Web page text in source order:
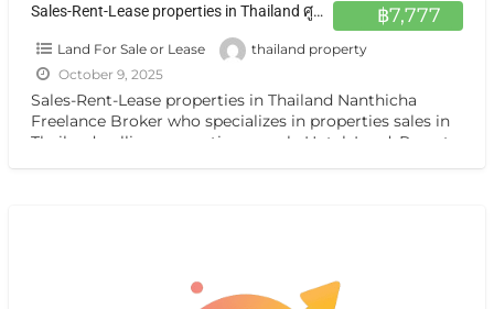
฿7,777
Sales-Rent-Lease properties in Thailand ศูนย์กลาง อสังหาฯ ทั่วไทย ฝากขาย เช่า บ้าน ตึกแถว ที่ดิน กิจการ กรุงเทพ หรือต่างจังหวัดแหล่งน่าสนใจ
Land For Sale or Lease
thailand property
October 9, 2025
Sales-Rent-Lease properties in Thailand Nanthicha
Freelance Broker who specializes in properties sales in
Thailand. selling properties namely Hotel ,Land, Resort,